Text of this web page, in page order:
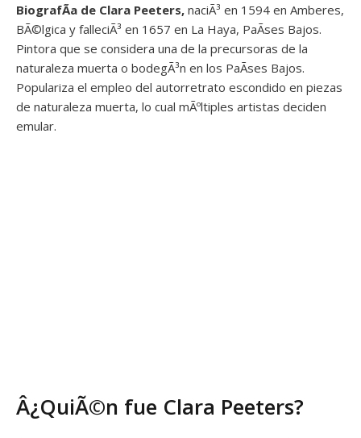
BiografÃ­a de Clara Peeters, naciÃ³ en 1594 en Amberes,
BÃ©lgica y falleciÃ³ en 1657 en La Haya, PaÃ­ses Bajos.
Pintora que se considera una de la precursoras de la
naturaleza muerta o bodegÃ³n en los PaÃ­ses Bajos.
Populariza el empleo del autorretrato escondido en piezas
de naturaleza muerta, lo cual mÃºltiples artistas deciden
emular.
Â¿QuiÃ©n fue Clara Peeters?